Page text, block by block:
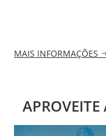
MAIS INFORMAÇÕES
APROVEITE